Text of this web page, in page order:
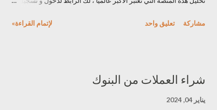
الرقمية المشفرة، بناءا على حجم التداول اليومي، حيث يُذكر أن حجم
لتسهيل التعاملات المالية في سوق الرقمية، من بين هذه الوظائف : _
شبكة " بينانس " _ سلسلة " بينانس " _ " بينانس " للعقود الذكية
مشاركة تعليق واحد لإتمام القراءة»
شراء العملات من البنوك
يناير 04, 2024